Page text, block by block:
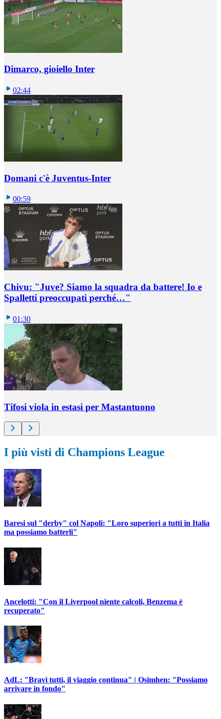
Dimarco, gioiello Inter
02:44
Domani c'è Juventus-Inter
00:59
Chivu: "Juve? Siamo la squadra da battere! Io e
Spalletti preoccupati perché…"
01:30
Tifosi viola in estasi per Mastantuono
I più visti di Champions League
Baresi sul "derby" col Napoli: "Loro superiori a tutti in Italia
ma possiamo batterli"
Ancelotti: "Con il Liverpool niente calcoli, Benzema è
recuperato"
AdL: "Bravi tutti, il viaggio continua" | Osimhen: "Possiamo
arrivare in fondo"